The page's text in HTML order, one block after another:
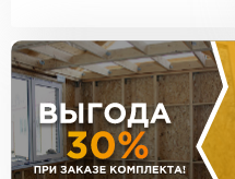
Утеплитель
Утеплитель